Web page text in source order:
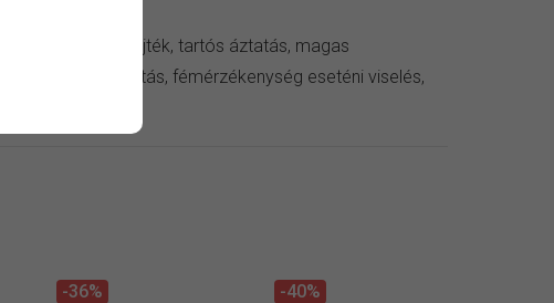
vegyszer, verejték, tartós áztatás, magas
negatív külső hatás, fémérzékenység eseténi viselés,
-36% -40%